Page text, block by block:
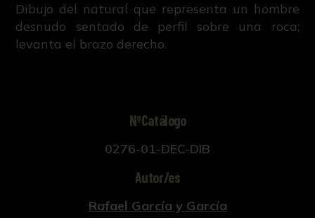
Dibujo del natural que representa un hombre
desnudo sentado de perfil sobre una roca;
levanta el brazo derecho.
NºCatálogo
0276-01-DEC-DIB
Autor/es
Rafael García y García